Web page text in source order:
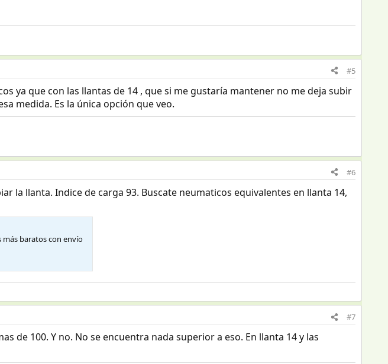
#5
ya que con las llantas de 14 , que si me gustaría mantener no me deja subir
medida. Es la única opción que veo.
#6
la llanta. Indice de carga 93. Buscate neumaticos equivalentes en llanta 14,
más baratos con envío
#7
de 100. Y no. No se encuentra nada superior a eso. En llanta 14 y las